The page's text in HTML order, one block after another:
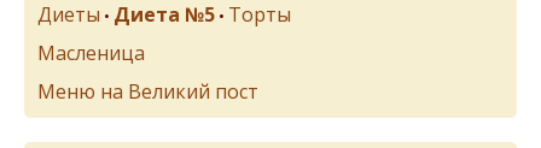
Диеты • Диета №5 • Торты
Масленица
Меню на Великий пост